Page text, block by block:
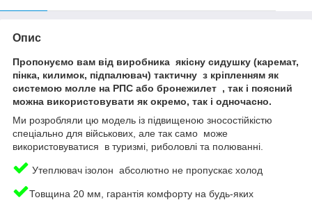
Опис
Пропонуємо вам від виробника якісну сидушку (каремат,
пінка, килимок, підпалювач) тактичну з кріпленням як
системою молле на РПС або бронежилет , так і поясний
можна використовувати як окремо, так і одночасно.
Ми розробляли цю модель із підвищеною зносостійкістю
спеціально для військових, але так само може
використовуватися в туризмі, риболовлі та полюванні.
Утеплювач ізолон абсолютно не пропускає холод
Товщина 20 мм, гарантія комфорту на будь-яких